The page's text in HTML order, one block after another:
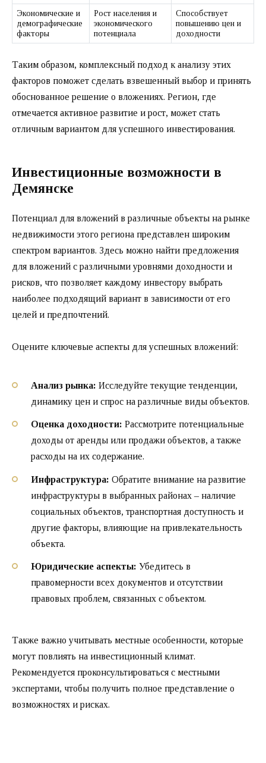
Экономические и
демографические
факторы
Рост населения и
экономического
потенциала
Способствует
повышению цен и
доходности
Таким образом, комплексный подход к анализу этих
факторов поможет сделать взвешенный выбор и принять
обоснованное решение о вложениях. Регион, где
отмечается активное развитие и рост, может стать
отличным вариантом для успешного инвестирования.
Инвестиционные возможности в
Демянске
Потенциал для вложений в различные объекты на рынке
недвижимости этого региона представлен широким
спектром вариантов. Здесь можно найти предложения
для вложений с различными уровнями доходности и
рисков, что позволяет каждому инвестору выбрать
наиболее подходящий вариант в зависимости от его
целей и предпочтений.
Оцените ключевые аспекты для успешных вложений:
Анализ рынка: Исследуйте текущие тенденции,
динамику цен и спрос на различные виды объектов.
Оценка доходности: Рассмотрите потенциальные
доходы от аренды или продажи объектов, а также
расходы на их содержание.
Инфраструктура: Обратите внимание на развитие
инфраструктуры в выбранных районах – наличие
социальных объектов, транспортная доступность и
другие факторы, влияющие на привлекательность
объекта.
Юридические аспекты: Убедитесь в
правомерности всех документов и отсутствии
правовых проблем, связанных с объектом.
Также важно учитывать местные особенности, которые
могут повлиять на инвестиционный климат.
Рекомендуется проконсультироваться с местными
экспертами, чтобы получить полное представление о
возможностях и рисках.